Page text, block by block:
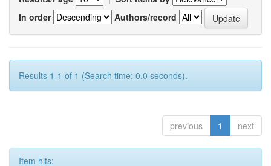
In order
Authors/record
Results 1-1 of 1 (Search time: 0.0 seconds).
previous 1 next
Item hits: